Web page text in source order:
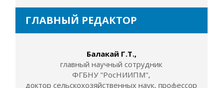
ГЛАВНЫЙ РЕДАКТОР
Балакай Г.Т.,
главный научный сотрудник
ФГБНУ "РосНИИПМ",
доктор сельскохозяйственных наук, профессор